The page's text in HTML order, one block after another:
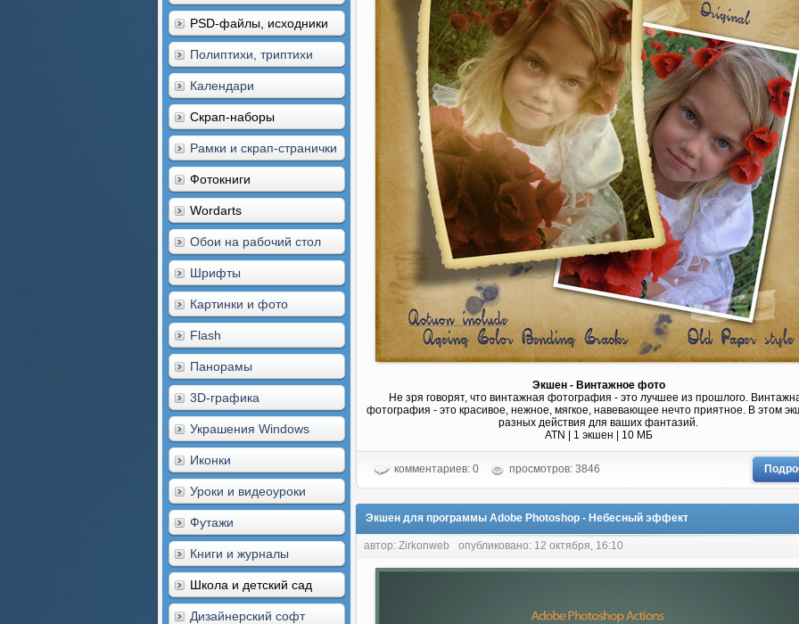
PSD-файлы, исходники
Полиптихи, триптихи
Календари
Скрап-наборы
Рамки и скрап-странички
Фотокниги
Wordarts
Обои на рабочий стол
Шрифты
Картинки и фото
Flash
Панорамы
3D-графика
Украшения Windows
Иконки
Уроки и видеоуроки
Футажи
Книги и журналы
Школа и детский сад
Дизайнерский софт
Экшен - Винтажное фото
Не зря говорят, что винтажная фотография - это лучшее из прошлого.
фотография - это красивое, нежное, мягкое, навевающее нечто приятное. В этом
разных действия для ваших фантазий.
ATN | 1 экшен | 10 МБ
комментариев: 0 просмотров: 3846
Экшен для программы Adobe Photoshop - Небесный эффект
автор: Zirkonweb опубликовано: 12 октября, 16:10